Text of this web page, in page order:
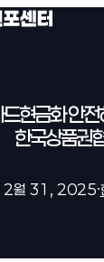
현금화 안전
한국상품권
월 31, 2025·